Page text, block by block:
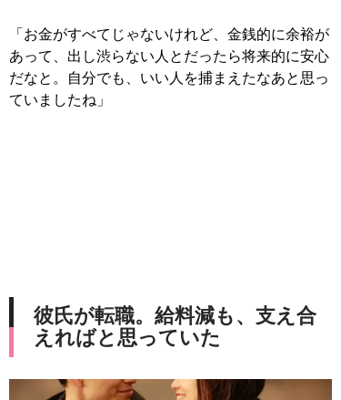
「お金がすべてじゃないけれど、金銭的に余裕が
あって、出し渋らない人とだったら将来的に安心
だなと。自分でも、いい人を捕まえたなあと思っ
ていましたね」
彼氏が転職。給料減も、支え合
えればと思っていた